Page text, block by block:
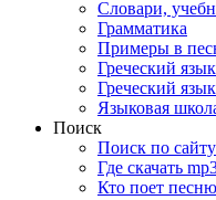
Словари,
Грамматика
Примеры в
Греческий
Греческий
Языковая
Поиск
Поиск по сайту
Где скачать
Кто поет песню